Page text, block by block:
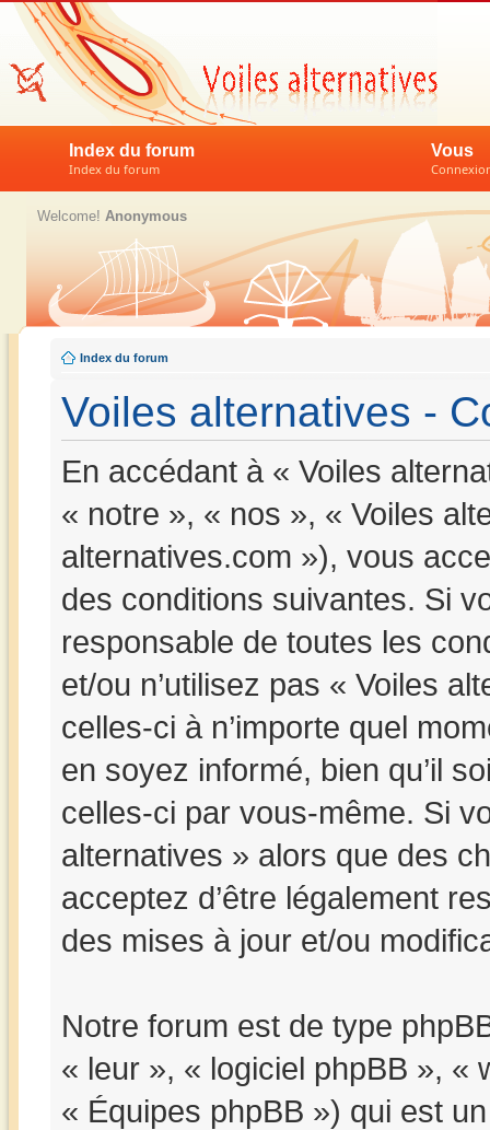
Index du forum
Index du forum
Vous
Welcome! Anonymous
Index du forum
Voiles alternatives -
En accédant à « Voiles
« notre », « nos », « Voiles
alternatives.com »), vous
des conditions suivantes. Si
responsable de toutes les
et/ou n’utilisez pas « Voiles
celles-ci à n’importe quel
en soyez informé, bien qu’il
celles-ci par vous-même. Si
alternatives » alors que des
acceptez d’être légalement
des mises à jour et/ou
Notre forum est de type
« leur », « logiciel phpBB », «
« Équipes phpBB ») qui est